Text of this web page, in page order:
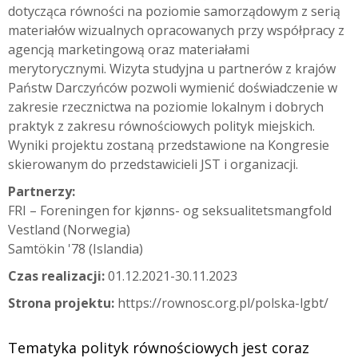
dotycząca równości na poziomie samorządowym z serią
materiałów wizualnych opracowanych przy współpracy z
agencją marketingową oraz materiałami
merytorycznymi. Wizyta studyjna u partnerów z krajów
Państw Darczyńców pozwoli wymienić doświadczenie w
zakresie rzecznictwa na poziomie lokalnym i dobrych
praktyk z zakresu równościowych polityk miejskich.
Wyniki projektu zostaną przedstawione na Kongresie
skierowanym do przedstawicieli JST i organizacji.
Partnerzy:
FRI – Foreningen for kjønns- og seksualitetsmangfold
Vestland (Norwegia)
Samtökin '78 (Islandia)
Czas realizacji:01.12.2021-30.11.2023
Strona projektu: https://rownosc.org.pl/polska-lgbt/
Tematyka polityk równościowych jest coraz